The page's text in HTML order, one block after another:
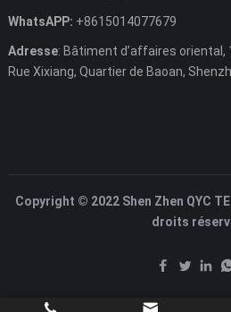
WhatsAPP: +8615014077679
Adresse: Bâtiment d’affaires oriental,
Rue Xixiang, Quartier de Baoan,
Copyright © 2022 Shen Zhen QYC
droits